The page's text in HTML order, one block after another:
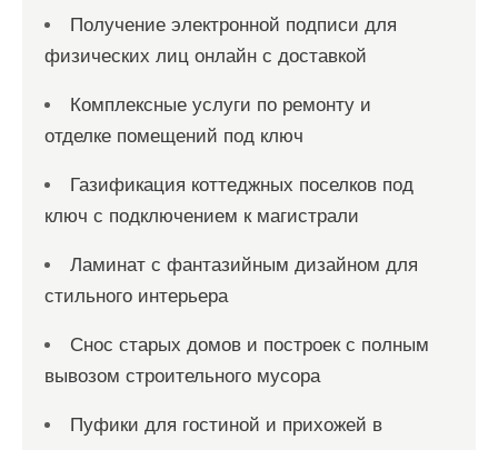
Получение электронной подписи для
физических лиц онлайн с доставкой
Комплексные услуги по ремонту и
отделке помещений под ключ
Газификация коттеджных поселков под
ключ с подключением к магистрали
Ламинат с фантазийным дизайном для
стильного интерьера
Снос старых домов и построек с полным
вывозом строительного мусора
Пуфики для гостиной и прихожей в